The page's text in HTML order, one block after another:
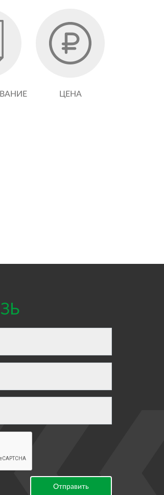
ЦЕНА
Отправить